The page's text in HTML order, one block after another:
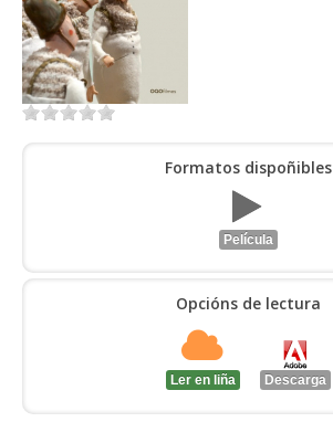
Formatos dispoñibles
Película
Opcións de lectura
Ler en liña Descarga